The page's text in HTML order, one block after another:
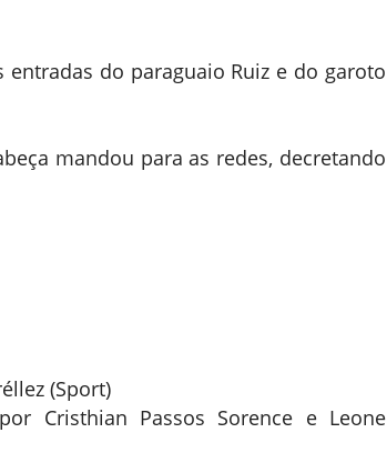
do paraguaio Ruiz e do garoto
mandou para as redes, decretando
(Sport)
Cristhian Passos Sorence e Leone